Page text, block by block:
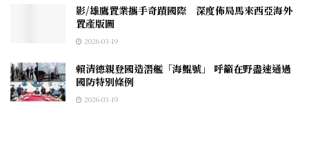
影/雄鷹置業攜手奇蹟國際 深度佈局馬來西亞海外
置產版圖
2026-03-19
賴清德親登國造潛艦「海鯤號」 呼籲在野盡速通過
國防特別條例
2026-03-19